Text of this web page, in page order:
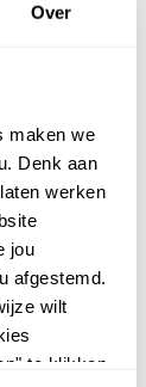
Over
maken we
Denk aan
werken
jou
afgestemd.
wilt
te klikken.